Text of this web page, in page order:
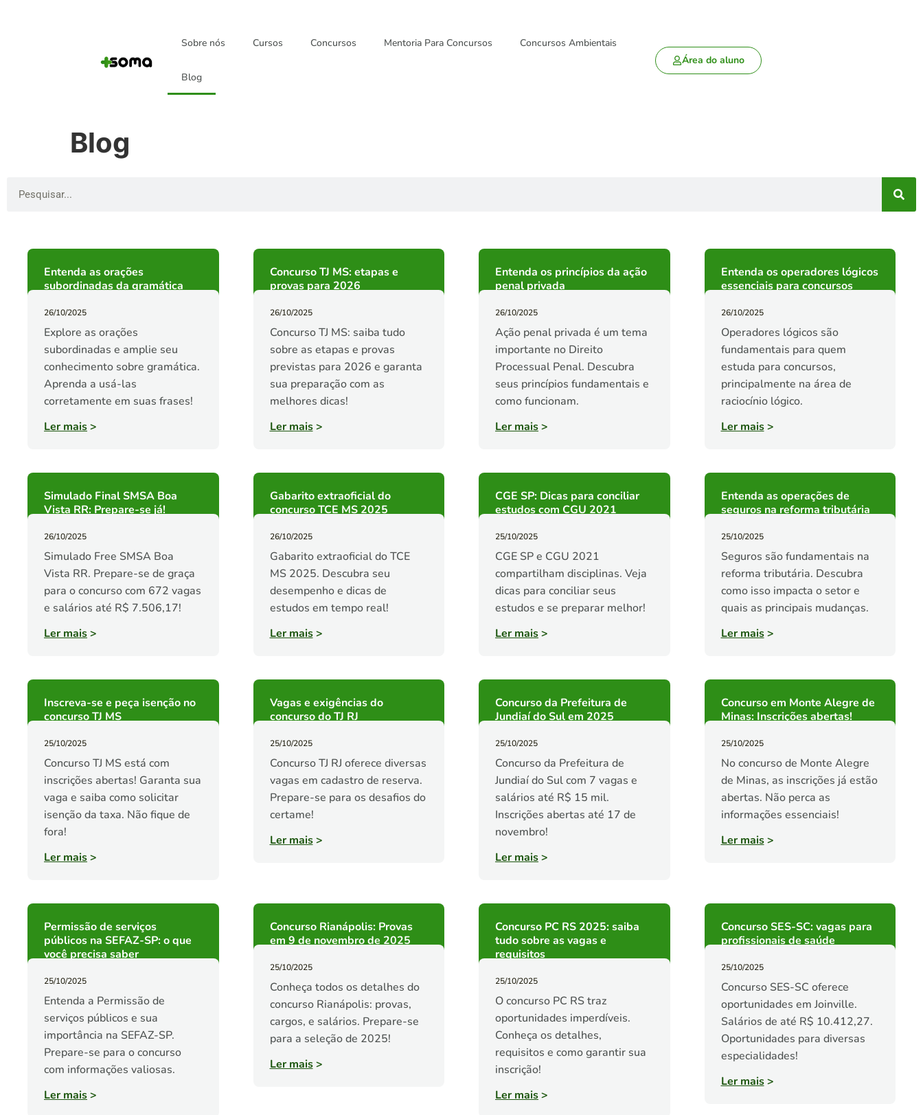
Sobre nós Cursos Concursos Mentoria Para Concursos Concursos Ambientais
Blog
Área do aluno
Blog
Entenda as orações
subordinadas da gramática
26/10/2025
Explore as orações
subordinadas e amplie seu
conhecimento sobre gramática.
Aprenda a usá-las
corretamente em suas frases!
Ler mais>
Concurso TJ MS: etapas e
provas para 2026
26/10/2025
Concurso TJ MS: saiba tudo
sobre as etapas e provas
previstas para 2026 e garanta
sua preparação com as
melhores dicas!
Ler mais>
Entenda os princípios da ação
penal privada
26/10/2025
Ação penal privada é um tema
importante no Direito
Processual Penal. Descubra
seus princípios fundamentais e
como funcionam.
Ler mais>
Entenda os operadores lógicos
essenciais para concursos
26/10/2025
Operadores lógicos são
fundamentais para quem
estuda para concursos,
principalmente na área de
raciocínio lógico.
Ler mais>
Simulado Final SMSA Boa
Vista RR: Prepare-se já!
26/10/2025
Simulado Free SMSA Boa
Vista RR. Prepare-se de graça
para o concurso com 672 vagas
e salários até R$ 7.506,17!
Ler mais>
Gabarito extraoficial do
concurso TCE MS 2025
26/10/2025
Gabarito extraoficial do TCE
MS 2025. Descubra seu
desempenho e dicas de
estudos em tempo real!
Ler mais>
CGE SP: Dicas para conciliar
estudos com CGU 2021
25/10/2025
CGE SP e CGU 2021
compartilham disciplinas. Veja
dicas para conciliar seus
estudos e se preparar melhor!
Ler mais>
Entenda as operações de
seguros na reforma tributária
25/10/2025
Seguros são fundamentais na
reforma tributária. Descubra
como isso impacta o setor e
quais as principais mudanças.
Ler mais>
Inscreva-se e peça isenção no
concurso TJ MS
25/10/2025
Concurso TJ MS está com
inscrições abertas! Garanta sua
vaga e saiba como solicitar
isenção da taxa. Não fique de
fora!
Ler mais>
Vagas e exigências do
concurso do TJ RJ
25/10/2025
Concurso TJ RJ oferece diversas
vagas em cadastro de reserva.
Prepare-se para os desafios do
certame!
Ler mais>
Concurso da Prefeitura de
Jundiaí do Sul em 2025
25/10/2025
Concurso da Prefeitura de
Jundiaí do Sul com 7 vagas e
salários até R$ 15 mil.
Inscrições abertas até 17 de
novembro!
Ler mais>
Concurso em Monte Alegre de
Minas: Inscrições abertas!
25/10/2025
No concurso de Monte Alegre
de Minas, as inscrições já estão
abertas. Não perca as
informações essenciais!
Ler mais>
Permissão de serviços
públicos na SEFAZ-SP: o que
você precisa saber
25/10/2025
Entenda a Permissão de
serviços públicos e sua
importância na SEFAZ-SP.
Prepare-se para o concurso
com informações valiosas.
Ler mais>
Concurso Rianápolis: Provas
em 9 de novembro de 2025
25/10/2025
Conheça todos os detalhes do
concurso Rianápolis: provas,
cargos, e salários. Prepare-se
para a seleção de 2025!
Ler mais>
Concurso PC RS 2025: saiba
tudo sobre as vagas e
requisitos
25/10/2025
O concurso PC RS traz
oportunidades imperdíveis.
Conheça os detalhes,
requisitos e como garantir sua
inscrição!
Ler mais>
Concurso SES-SC: vagas para
profissionais de saúde
25/10/2025
Concurso SES-SC oferece
oportunidades em Joinville.
Salários de até R$ 10.412,27.
Oportunidades para diversas
especialidades!
Ler mais>